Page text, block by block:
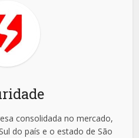
consolidada no mercado,
do país e o estado de São